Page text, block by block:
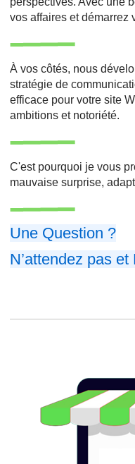
vos affaires et démarrez
À vos côtés, nous
stratégie de
efficace pour votre site
ambitions et notoriété.
C'est pourquoi je vous
mauvaise surprise,
Une Question ?
N’attendez pas